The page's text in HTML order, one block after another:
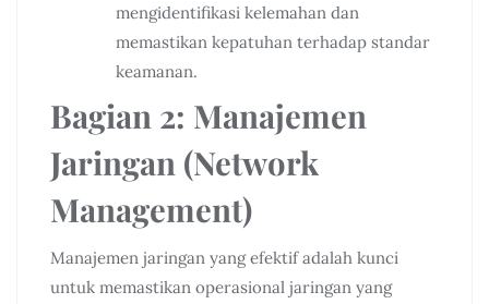
mengidentifikasi kelemahan dan
memastikan kepatuhan terhadap standar
keamanan.
Bagian 2: Manajemen
Jaringan (Network
Management)
Manajemen jaringan yang efektif adalah kunci
untuk memastikan operasional jaringan yang